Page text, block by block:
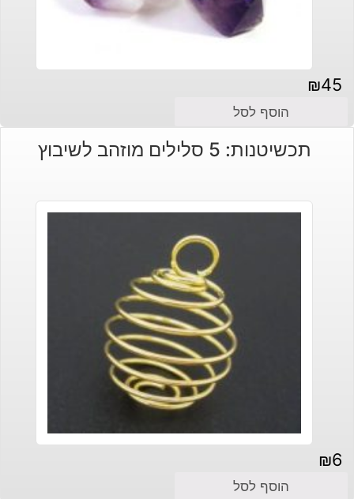
₪45
הוסף לסל
תכשיטנות: 5 סלילים מוזהב לשיבוץ
₪6
הוסף לסל